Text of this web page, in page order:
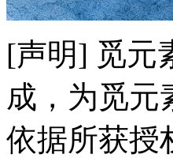
[声明] 觅元
成，为觅元
依据所获授